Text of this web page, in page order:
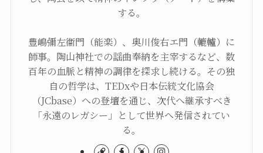
する。
豊嶋彌左衞門（能楽）、奥川俊右エ門（轆轤）に
師事。陶山神社での謡曲奉納を主宰するなど、数
百年の血脈と精神の調律を探求し続ける。その独
自の哲学は、TEDxや日本伝統文化協会
（JCbase）への登壇を通じ、次代へ継承すべき
「永遠のレガシー」として世界へ発信されてい
る。